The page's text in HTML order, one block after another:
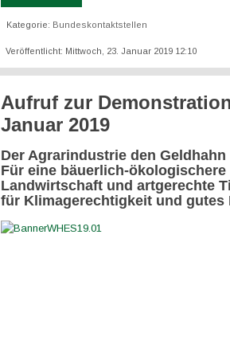
Kategorie: Bundeskontaktstellen
Veröffentlicht: Mittwoch, 23. Januar 2019 12:10
Aufruf zur
Januar 2019
Der Agrarindustrie den
Für eine bäuerlich-ökologischere
Landwirtschaft und artgerechte
für Klimagerechtigkeit und gutes